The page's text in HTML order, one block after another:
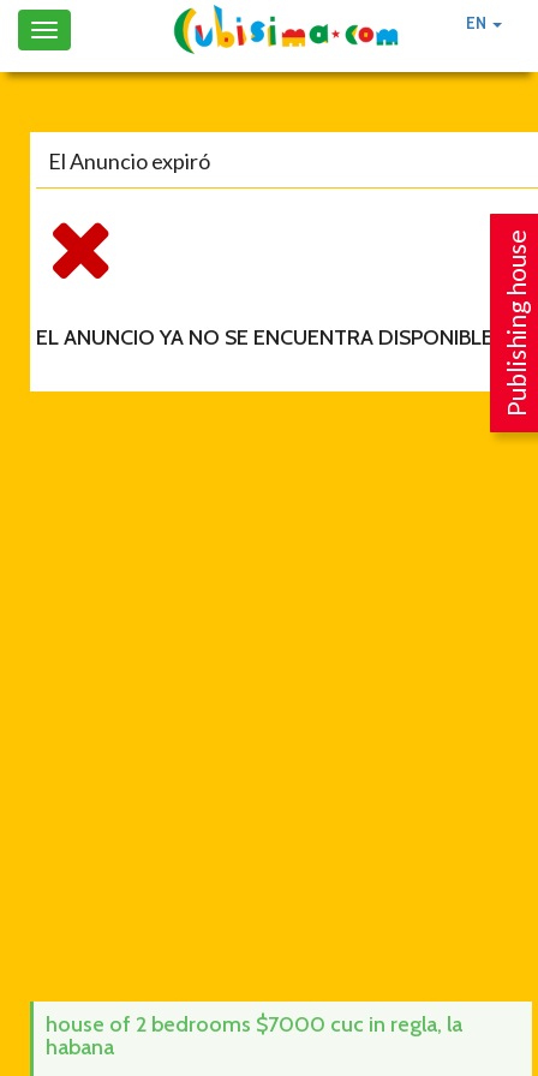
EN
Toggle
navigation
Publishing house
El Anuncio expiró
EL ANUNCIO YA NO SE ENCUENTRA DISPONIBLE.
house of 2 bedrooms $7000 cuc in regla, la
habana